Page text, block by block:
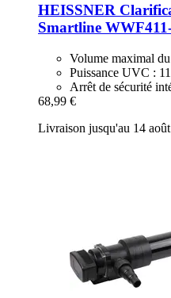
HEISSNER
Smartline
Volume maximal
Puissance UVC :
Arrêt de sécurité
68,99 €
Livraison jusqu'au 14 août